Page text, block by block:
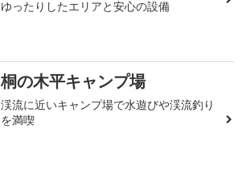
ゆったりしたエリアと安心の設備
桐の木平キャンプ場
渓流に近いキャンプ場で水遊びや渓流釣り
を満喫